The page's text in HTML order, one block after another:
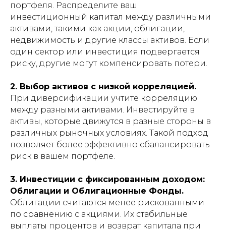
портфеля. Распределите ваш
инвестиционный капитал между различными
активами, такими как акции, облигации,
недвижимость и другие классы активов. Если
один сектор или инвестиция подвергается
риску, другие могут компенсировать потери.
2. Выбор активов с низкой корреляцией.
При диверсификации учтите корреляцию
между разными активами. Инвестируйте в
активы, которые движутся в разные стороны в
различных рыночных условиях. Такой подход
позволяет более эффективно сбалансировать
риск в вашем портфеле.
3. Инвестиции с фиксированным доходом:
Облигации и Облигационные Фонды.
Облигации считаются менее рискованными
по сравнению с акциями. Их стабильные
выплаты процентов и возврат капитала при